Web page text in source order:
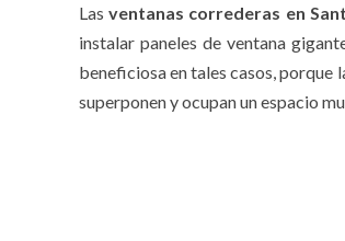
Lasventanas correderas en
instalar paneles de ventana
beneficiosa en tales casos, porque
superponen y ocupan un espacio